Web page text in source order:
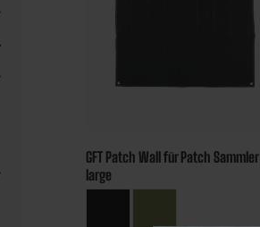
GFT Patch Wall für Patch Sammler
large